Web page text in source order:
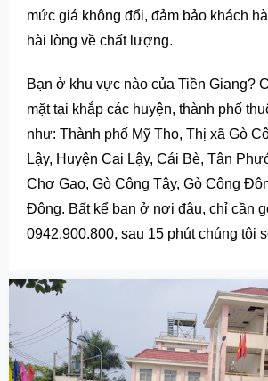
mức giá không đổi, đảm bảo khách
hài lòng về chất lượng.
Bạn ở khu vực nào của Tiền Giang?
mặt tại khắp các huyện, thành phố
như: Thành phố Mỹ Tho, Thị xã Gò
Lậy, Huyện Cai Lậy, Cái Bè, Tân
Chợ Gạo, Gò Công Tây, Gò Công
Đông. Bất kể bạn ở nơi đâu, chỉ cần
0942.900.800, sau 15 phút chúng tôi